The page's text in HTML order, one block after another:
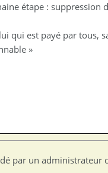
étape :
qui est payé par tous,
»
par un administrateur